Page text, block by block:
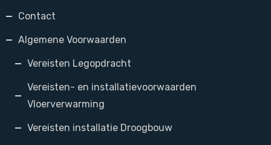
Contact
Algemene Voorwaarden
Vereisten Legopdracht
Vereisten- en installatievoorwaarden
Vloerverwarming
Vereisten installatie Droogbouw